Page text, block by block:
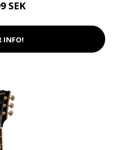
SEK
INFO!